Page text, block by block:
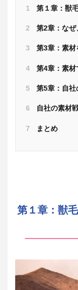
1 第１章：獣
2 第2章：なぜ
3 第3章：素材
4 第4章：素材
5 第5章：自社
6 自社の素材
7 まとめ
第１章：獣